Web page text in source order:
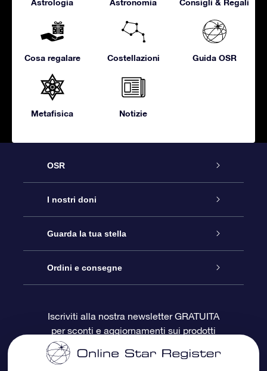
Cosa regalare Costellazioni Guida OSR
Metafisica Notizie
OSR
Assistenza
Contattaci
Blog
OSR Recensioni
I nostri doni
Online Star Gift
Pacchetto regalo OSR
Gift Card OSR
Doni aziendali
Guarda la tua stella
Registro stellare
Star Page personalizzata
One Million Stars
Ordini e consegne
Informazioni di Pagamento
Iscriviti alla nostra newsletter GRATUITA
per sconti e aggiornamenti sui prodotti